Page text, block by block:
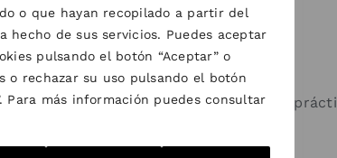
o que hayan recopilado a partir del
hecho de sus servicios. Puedes aceptar
pulsando el botón “Aceptar” o
o rechazar su uso pulsando el botón
Para más información puedes consultar
razonables y sigue las mejores